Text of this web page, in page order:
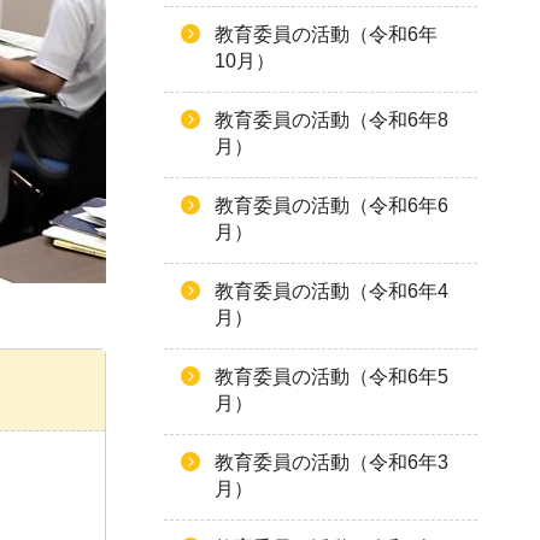
教育委員の活動（令和6年
10月）
教育委員の活動（令和6年8
月）
教育委員の活動（令和6年6
月）
教育委員の活動（令和6年4
月）
教育委員の活動（令和6年5
月）
教育委員の活動（令和6年3
月）